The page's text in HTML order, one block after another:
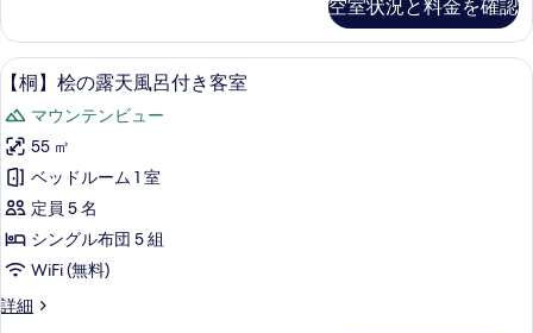
て
の
写
真
を
表
示
す
詳
細
ダ
イ
ニ
ン
グ
付
き
ス
イ
ー
ス
ル
ー
と
ダ
イ
ニ
ン
グ
付
き
イ
空室状況と料金を確認
【桐】
桧
の
露
天
風
呂
付
き
羽毛の掛け布団、セーフティボック
5
【桐】桧の露天風呂付き客室
マウンテンビュー
55 ㎡
ベッドルーム 1 室
定員 5 名
シングル布団 5 組
WiFi (無料)
詳細
【桐】